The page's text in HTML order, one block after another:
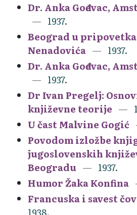
Dr. Anka Gođevac,
1937.
Beograd u
Nenadovića
1937.
Dr. Anka Gođevac,
1937.
Dr Ivan Pregelj:
književne teorije
U čast Malvine Gogić
Povodom izložbe
jugoslovenskih
Beogradu
1937.
Humor Žaka Konfina
Francuska i savest
1938.